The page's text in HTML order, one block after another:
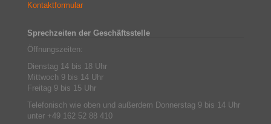
Kontaktformular
Sprechzeiten der Geschäftsstelle
Öffnungszeiten:
Dienstag 14 bis 18 Uhr
Mittwoch 9 bis 14 Uhr
Freitag 9 bis 15 Uhr
Telefonisch wie oben und außerdem Donnerstag 9 bis 14 Uhr
unter +49 162 52 88 410